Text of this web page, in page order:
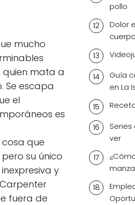
mucho
quien mata a
Se escapa
el
es
que
su único
y
fuera de
pollo
Dolor
cuerpo
Guía
en La
ver